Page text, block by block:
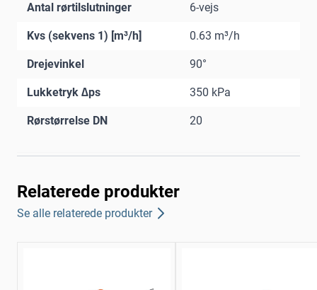
Antal rørtilslutninger 6-vejs
Kvs (sekvens 1) [m³/h] 0.63 m³/h
Drejevinkel 90°
Lukketryk ∆ps 350 kPa
Rørstørrelse DN 20
Relaterede produkter
Se alle relaterede produkter